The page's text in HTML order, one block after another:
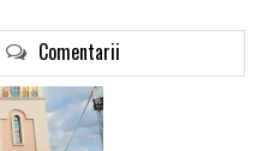
Comentarii